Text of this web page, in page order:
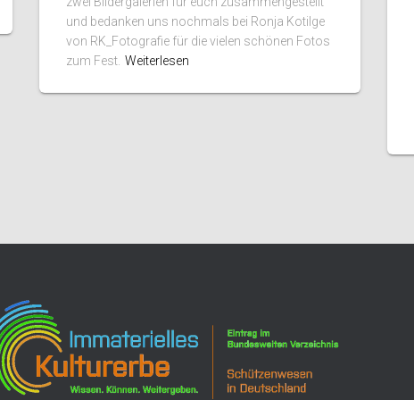
und bedanken uns nochmals bei Ronja Kotilge
von RK_Fotografie für die vielen schönen Fotos
zum Fest. Weiterlesen